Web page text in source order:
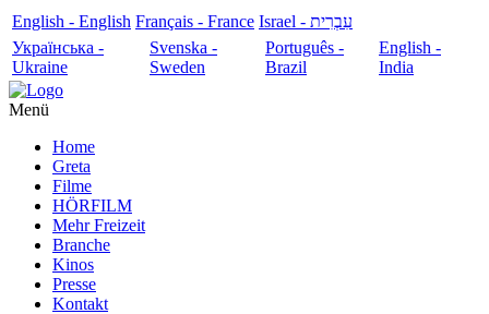
English - English Français - France
עִבְרִית - Israel
Українська -
Ukraine
Svenska -
Sweden
Português -
Brazil
English -
India
Menü
Home
Greta
Filme
HÖRFILM
Mehr Freizeit
Branche
Kinos
Presse
Kontakt